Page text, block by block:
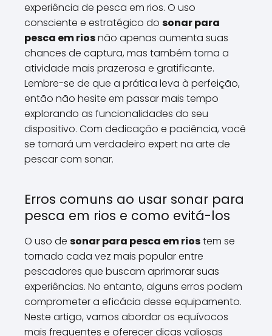
experiência de pesca em rios. O uso
consciente e estratégico do sonar para
pesca em riosnão apenas aumenta suas
chances de captura, mas também torna a
atividade mais prazerosa e gratificante.
Lembre-se de que a prática leva à perfeição,
então não hesite em passar mais tempo
explorando as funcionalidades do seu
dispositivo. Com dedicação e paciência, você
se tornará um verdadeiro expert na arte de
pescar com sonar.
Erros comuns ao usar sonar para
pesca em rios e como evitá-los
O uso de sonar para pesca em riostem se
tornado cada vez mais popular entre
pescadores que buscam aprimorar suas
experiências. No entanto, alguns erros podem
comprometer a eficácia desse equipamento.
Neste artigo, vamos abordar os equívocos
mais frequentes e oferecer dicas valiosas